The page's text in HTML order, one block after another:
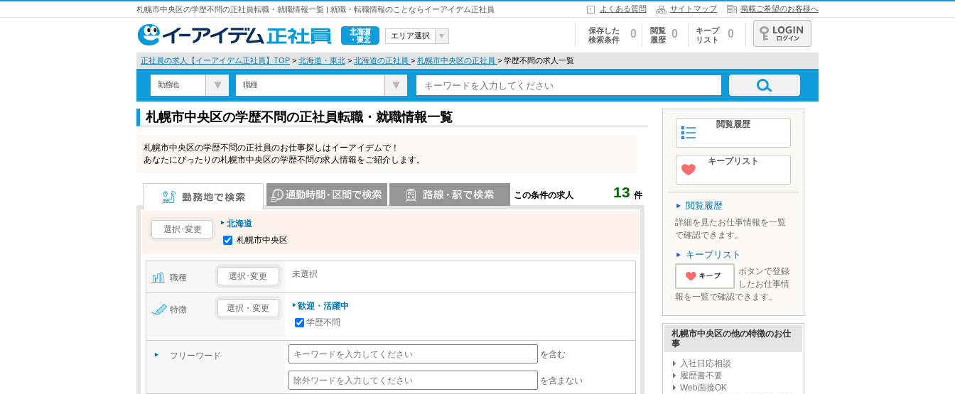
札幌市中央区の学歴不問の正社員転職・就職情報一覧 | 就職・転職情報のことならイーアイデム正社員 よくある質問 サイトマップ 掲載ご希望のお客様へ
北海道・東
北
エリア選択
保存した
検索条件
0
閲覧
履歴
0
キープ
リスト
0
ログイン
正社員の求人【イーアイデム正社員】TOP > 北海道・東北 > 北海道の正社員 > 札幌市中央区の正社員 > 学歴不問の求人一覧
勤務地 職種
札幌市中央区の学歴不問の正社員転職・就職情報一覧
札幌市中央区の学歴不問の正社員のお仕事探しはイーアイデムで！
あなたにぴったりの札幌市中央区の学歴不問の求人情報をご紹介します。
この条件の求人 13 件
選択･変更
北海道
札幌市中央区
職種 選択･変更 未選択
特徴 選択・変更
歓迎・活躍中
学歴不問
フリーワード を含む
を含まない
閲覧履歴
キープリスト
閲覧履歴
詳細を見たお仕事情報を一覧
で確認できます。
キープリスト
'とりあえずキ
ボタンで登録
したお仕事情
報を一覧で確認できます。
札幌市中央区の他の特徴のお仕
事
入社日応相談
履歴書不要
Web面接OK